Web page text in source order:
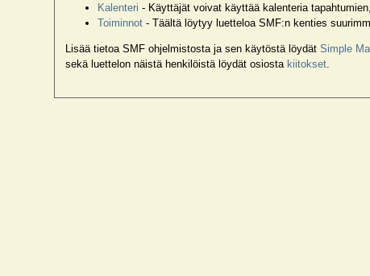
Kalenteri - Käyttäjät voivat käyttää kalenteria
Toiminnot - Täältä löytyy luetteloa SMF:n kenties
Lisää tietoa SMF ohjelmistosta ja sen käytöstä löydätSimple
sekä luettelon näistä henkilöistä löydät osiosta kiitokset